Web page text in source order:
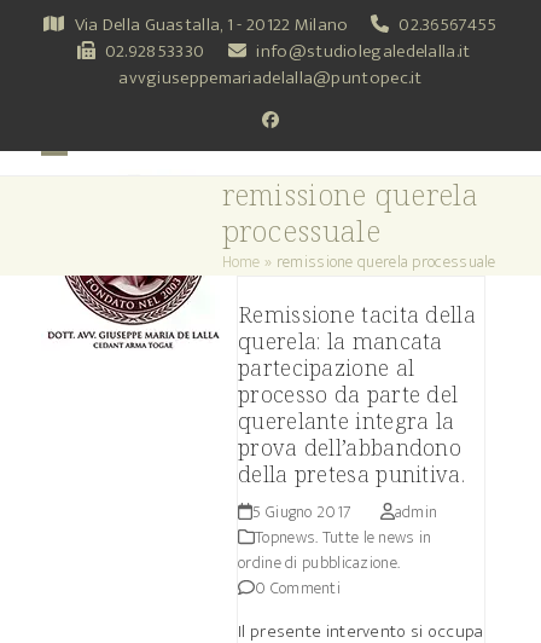
Via Della Guastalla, 1 - 20122 Milano
02.36567455
02.92853330
info@studiolegaledelalla.it
avvgiuseppemariadelalla@puntopec.it
Facebook
remissione querela
processuale
Home » remissione querela processuale
Remissione tacita della
querela: la mancata
partecipazione al
processo da parte del
querelante integra la
prova dell’abbandono
della pretesa punitiva.
5 Giugno 2017
admin
Topnews. Tutte le news in
ordine di pubblicazione.
0 Commenti
Il presente intervento si occupa